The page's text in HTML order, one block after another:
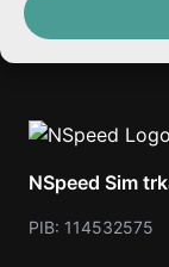
NSpeed Sim
PIB: 114532575